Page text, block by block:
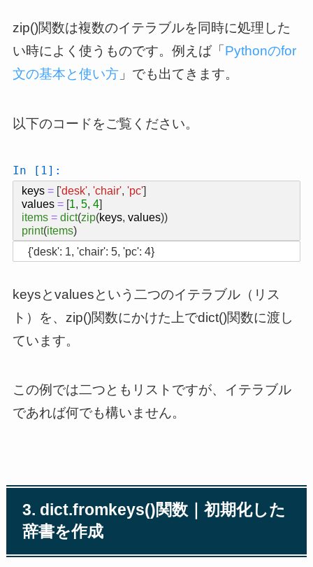
zip()関数は複数のイテラブルを同時に処理した
い時によく使うものです。例えば「 Pythonのfor
文の基本と使い方」でも出てきます。
以下のコードをご覧ください。
In [1]:
keys = ['desk', 'chair', 'pc']
values = [1, 5, 4]
items = dict(zip(keys, values))
print(items)
{'desk': 1, 'chair': 5, 'pc': 4}
keysとvaluesという二つのイテラブル（リス
ト）を、zip()関数にかけた上でdict()関数に渡し
ています。
この例では二つともリストですが、イテラブル
であれば何でも構いません。
3. dict.fromkeys()関数｜初期化した
辞書を作成